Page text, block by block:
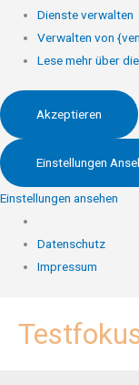
Dienste verwalten
Verwalten von
Lese mehr über
Akzeptieren
Einstellungen
Einstellungen ansehen
Datenschutz
Impressum
Inhalt